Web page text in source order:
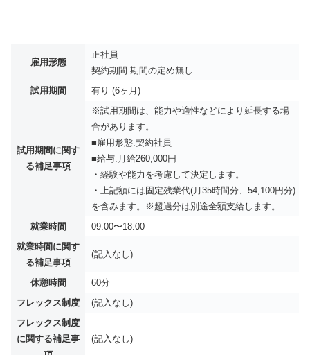
雇用形態
正社員
契約期間:期間の定め無し
試用期間
有り (6ヶ月)
試用期間に関す
る補足事項
※試用期間は、能力や適性などにより延長する場
合があります。
■雇用形態:契約社員
■給与:月給260,000円
・経験や能力を考慮して決定します。
・上記額には固定残業代(月35時間分、54,100円分)
を含みます。※超過分は別途全額支給します。
就業時間
09:00〜18:00
就業時間に関す
る補足事項
(記入なし)
休憩時間
60分
フレックス制度
(記入なし)
フレックス制度
に関する補足事
(記入なし)